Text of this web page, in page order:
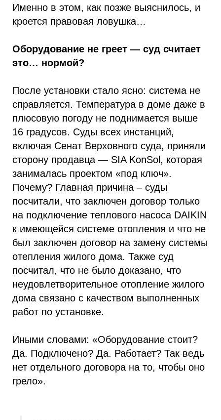
Именно в этом, как позже выяснилось, и
кроется правовая ловушка…
Оборудование не греет — суд считает
это… нормой?
После установки стало ясно: система не
справляется. Температура в доме даже в
плюсовую погоду не поднимается выше
16 градусов. Суды всех инстанций,
включая Сенат Верховного суда, приняли
сторону продавца — SIA KonSol, которая
занималась проектом «под ключ».
Почему? Главная причина – суды
посчитали, что заключен договор только
на подключение теплового насоса DAIKIN
к имеющейся системе отопления и что не
был заключен договор на замену системы
отепления жилого дома. Также суд
посчитал, что не было доказано, что
неудовлетворительное отопление жилого
дома связано с качеством выполненных
работ по установке.
Иными словами: «Оборудование стоит?
Да. Подключено? Да. Работает? Так ведь
нет отдельного договора на то, чтобы оно
грело».